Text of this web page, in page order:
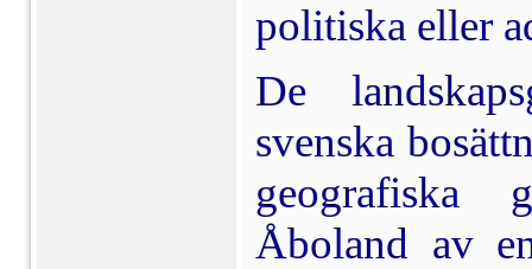
politiska eller
De
svenska
geografiska
Åboland av